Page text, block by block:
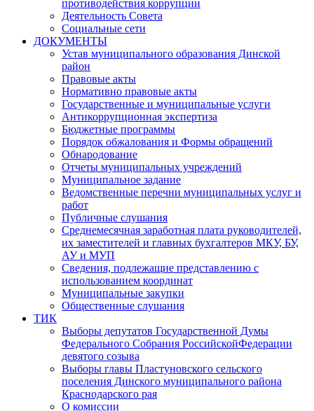
противодействия коррупции
Деятельность Совета
Социальные сети
ДОКУМЕНТЫ
Устав муниципального образования Динской
район
Правовые акты
Нормативно правовые акты
Государственные и муниципальные услуги
Антикоррупционная экспертиза
Бюджетные программы
Порядок обжалования и Формы обращений
Обнародование
Отчеты муниципальных учреждений
Муниципальное задание
Ведомственные перечни муниципальных услуг и
работ
Публичные слушания
Среднемесячная заработная плата руководителей,
их заместителей и главных бухгалтеров МКУ, БУ,
АУ и МУП
Сведения, подлежащие представлению с
использованием координат
Муниципальные закупки
Общественные слушания
ТИК
Выборы депутатов Государственной Думы
Федерального Собрания РоссийскойФедерации
девятого созыва
Выборы главы Пластуновского сельского
поселения Динского муниципального района
Краснодарского рая
О комиссии